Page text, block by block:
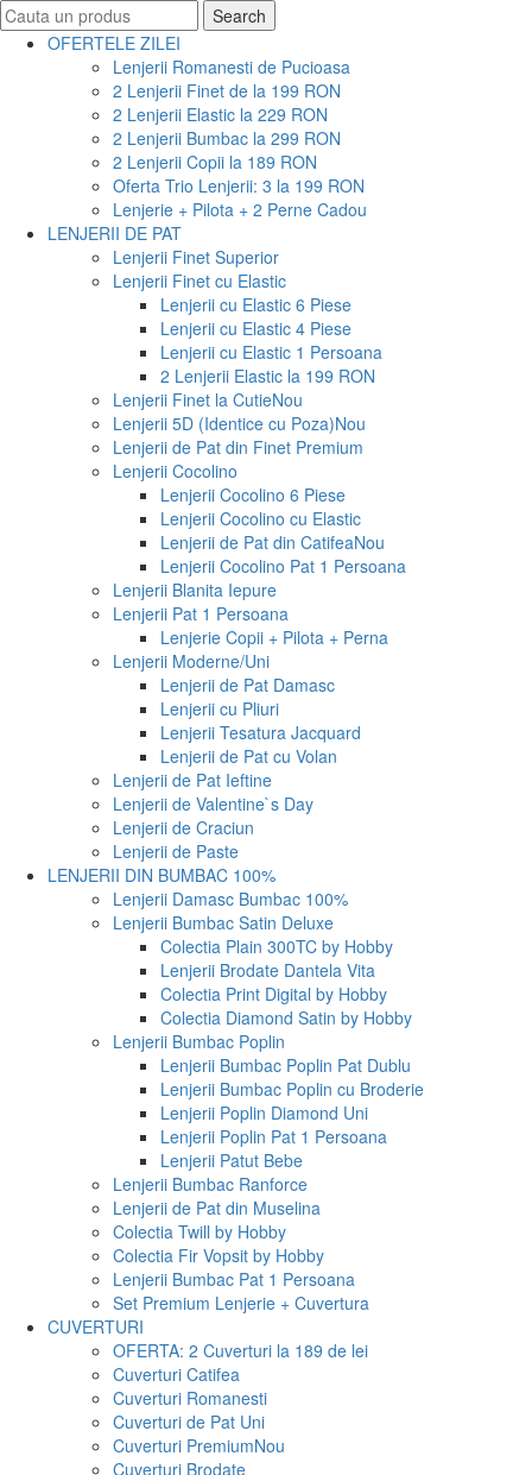
Search
for:
Search
OFERTELE ZILEI
Lenjerii Romanesti de Pucioasa
2 Lenjerii Finet de la 199 RON
2 Lenjerii Elastic la 229 RON
2 Lenjerii Bumbac la 299 RON
2 Lenjerii Copii la 189 RON
Oferta Trio Lenjerii: 3 la 199 RON
Lenjerie + Pilota + 2 Perne Cadou
LENJERII DE PAT
Lenjerii Finet Superior
Lenjerii Finet cu Elastic
Lenjerii cu Elastic 6 Piese
Lenjerii cu Elastic 4 Piese
Lenjerii cu Elastic 1 Persoana
2 Lenjerii Elastic la 199 RON
Lenjerii Finet la CutieNou
Lenjerii 5D (Identice cu Poza)Nou
Lenjerii de Pat din Finet Premium
Lenjerii Cocolino
Lenjerii Cocolino 6 Piese
Lenjerii Cocolino cu Elastic
Lenjerii de Pat din CatifeaNou
Lenjerii Cocolino Pat 1 Persoana
Lenjerii Blanita Iepure
Lenjerii Pat 1 Persoana
Lenjerie Copii + Pilota + Perna
Lenjerii Moderne/Uni
Lenjerii de Pat Damasc
Lenjerii cu Pliuri
Lenjerii Tesatura Jacquard
Lenjerii de Pat cu Volan
Lenjerii de Pat Ieftine
Lenjerii de Valentine`s Day
Lenjerii de Craciun
Lenjerii de Paste
LENJERII DIN BUMBAC 100%
Lenjerii Damasc Bumbac 100%
Lenjerii Bumbac Satin Deluxe
Colectia Plain 300TC by Hobby
Lenjerii Brodate Dantela Vita
Colectia Print Digital by Hobby
Colectia Diamond Satin by Hobby
Lenjerii Bumbac Poplin
Lenjerii Bumbac Poplin Pat Dublu
Lenjerii Bumbac Poplin cu Broderie
Lenjerii Poplin Diamond Uni
Lenjerii Poplin Pat 1 Persoana
Lenjerii Patut Bebe
Lenjerii Bumbac Ranforce
Lenjerii de Pat din Muselina
Colectia Twill by Hobby
Colectia Fir Vopsit by Hobby
Lenjerii Bumbac Pat 1 Persoana
Set Premium Lenjerie + Cuvertura
CUVERTURI
OFERTA: 2 Cuverturi la 189 de lei
Cuverturi Catifea
Cuverturi Romanesti
Cuverturi de Pat Uni
Cuverturi PremiumNou
Cuverturi Brodate